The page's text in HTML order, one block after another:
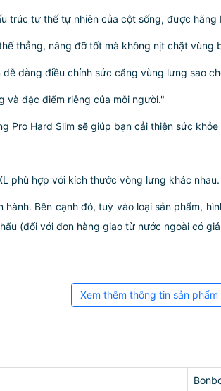
trúc tư thế tự nhiên của cột sống, được
thẳng, nâng đỡ tốt mà không nịt chặt vùng
dàng điều chỉnh sức căng vùng lưng sao
và đặc điểm riêng của mỗi người."
Pro Hard Slim sẽ giúp bạn cải thiện sức
phù hợp với kích thước vòng lưng khác
Bên cạnh đó, tuỳ vào loại sản phẩm,
(đối với đơn hàng giao từ nước ngoài có
Xem thêm thông tin sản phẩm